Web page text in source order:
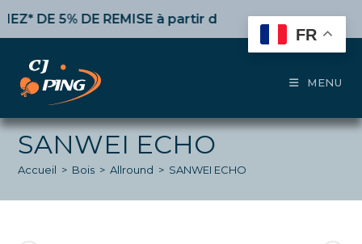
5% DE REMISEà partir de 50€ d’achat,10%dès
MENU
SANWEI ECHO
Accueil > Bois > Allround > SANWEI ECHO
FR